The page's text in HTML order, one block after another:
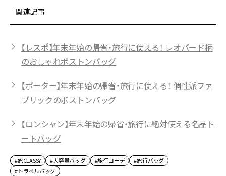
関連記事
【レスポ】年末年始の帰省・旅行に使える！ レオパード柄
のおしゃれボストンバッグ
【ポーター】年末年始の帰省・旅行に使える！ 個性派ファ
ブリックのボストンバッグ
【ロンシャン】年末年始の帰省・旅行に絶対使える名品ト
ートバッグ
#旅CLASSY #大容量バッグ #旅行コーデ
#旅行バッグ
#トラベルバッグ